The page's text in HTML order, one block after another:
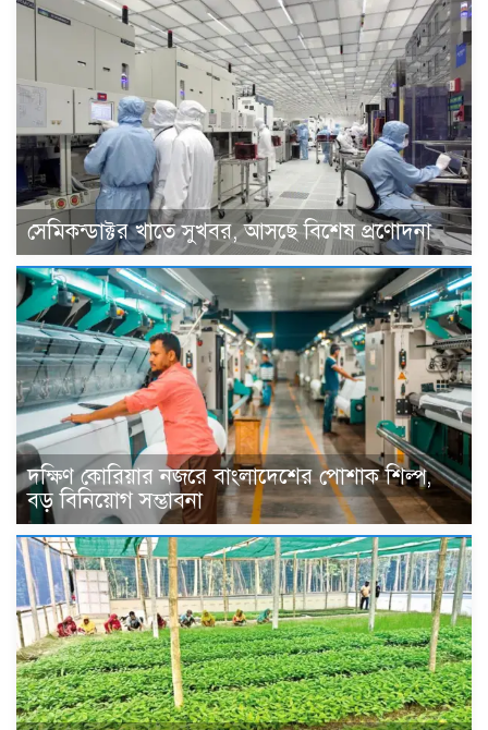
সেমিকন্ডাক্টর খাতে সুখবর, আসছে বিশেষ প্রণোদনা
দক্ষিণ কোরিয়ার নজরে বাংলাদেশের পোশাক শিল্প,
বড় বিনিয়োগ সম্ভাবনা